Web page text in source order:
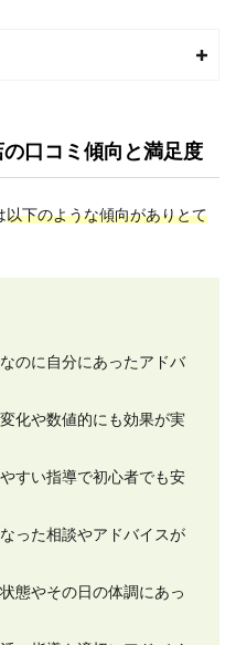
口コミ傾向と満足度
以下のような傾向がありとて
のに自分にあったアドバ
変化や数値的にも効果が実
やすい指導で初心者でも安
なった相談やアドバイスが
態やその日の体調にあっ